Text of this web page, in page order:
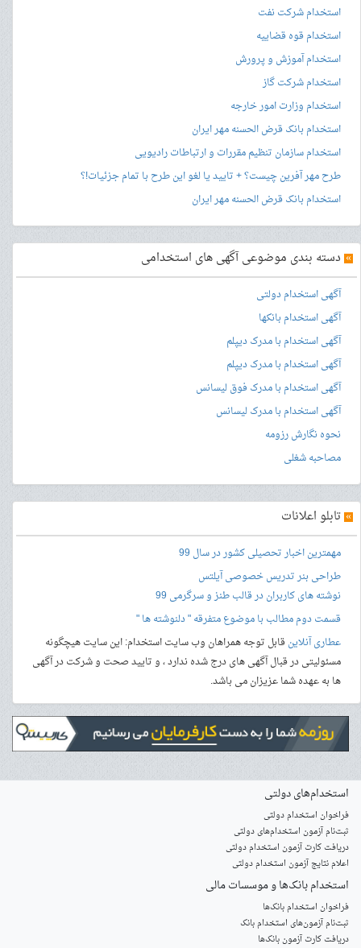
استخدام شرکت نفت
استخدام قوه قضاییه
استخدام آموزش و پرورش
استخدام شرکت گاز
استخدام وزارت امور خارجه
استخدام بانک قرض الحسنه مهر ایران
استخدام سازمان تنظیم مقررات و ارتباطات رادیویی
طرح مهر آفرین چیست؟ + تایید یا لغو این طرح با تمام جزئیات!؟
استخدام بانک قرض الحسنه مهر ایران
» دسته بندی موضوعی آگهی های استخدامی
آگهی استخدام دولتی
آگهی استخدام بانکها
آگهی استخدام با مدرک دیپلم
آگهی استخدام با مدرک دیپلم
آگهی استخدام با مدرک فوق لیسانس
آگهی استخدام با مدرک لیسانس
نحوه نگارش رزومه
مصاحبه شغلی
» تابلو اعلانات
مهمترین اخبار تحصیلی کشور در سال 99
طراحی بنرتدریس خصوصی آیلتس
نوشته های کاربران در قالب طنز و سرگرمی 99
قسمت دوم مطالب با موضوع متفرقه " دلنوشته ها "
عطاری آنلاینقابل توجه همراهان وب سایت استخدام: این سایت هیچگونه
مسئولیتی در قبال آگهی های درج شده ندارد ، و تایید صحت و شرکت در آگهی
ها به عهده شما عزیزان می باشد.
استخدام‌های دولتی
فراخوان استخدام دولتی
ثبت‌نام آزمون‌ استخدام‌های دولتی
دریافت کارت آزمون استخدام دولتی
اعلام نتایج آزمون استخدام دولتی
استخدام‌ بانک‌ها و موسسات مالی
فراخوان استخدام بانک‌ها
‌ثبت‌نام آزمون‌های استخدام بانک
دریافت کارت آزمون بانک‌ها